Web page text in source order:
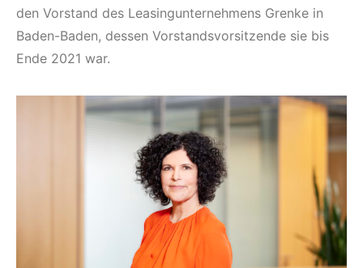
den Vorstand des Leasingunternehmens Grenke in
Baden-Baden, dessen Vorstandsvorsitzende sie bis
Ende 2021 war.